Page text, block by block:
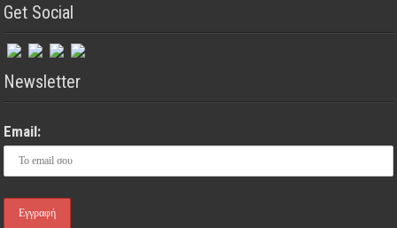
Get Social
Newsletter
Email: